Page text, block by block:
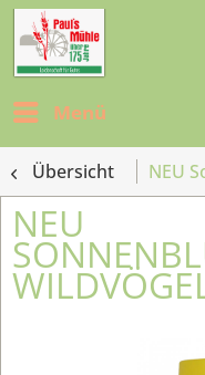
Menü
Übersicht NEU
NEU